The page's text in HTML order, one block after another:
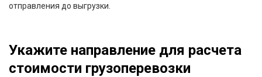
отправления до выгрузки.
Укажите направление для расчета
стоимости грузоперевозки